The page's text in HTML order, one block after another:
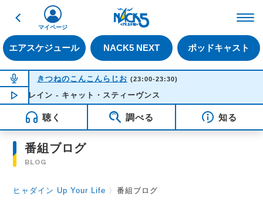
戻る
エアスケジュール NACK5 NEXT ポッドキャスト
マイページ
NOW ON AIR
きつねのこんこんらじお (23:00-23:30)
NOW PLAYING 22:50
トレイン - キャット・スティーヴンス
聴く 調べる 知る
番組ブログ
BLOG
ヒャダイン Up Your Life 〉番組ブログ